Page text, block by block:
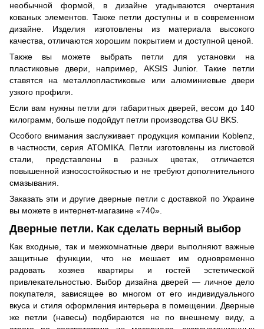
необычной формой, в дизайне угадываются очертания
кованых элементов. Также петли доступны и в современном
дизайне. Изделия изготовлены из материала высокого
качества, отличаются хорошим покрытием и доступной ценой.
Также вы можете выбрать петли для установки на
пластиковые двери, например, AKSIS Junior. Такие петли
ставятся на металлопластиковые или алюминиевые двери
узкого профиля.
Если вам нужны петли для габаритных дверей, весом до 140
килограмм, больше подойдут петли производства GU BKS.
Особого внимания заслуживает продукция компании Koblenz,
в частности, серия ATOMIKA. Петли изготовлены из листовой
стали, представлены в разных цветах, отличается
повышенной износостойкостью и не требуют дополнительного
смазывания.
Заказать эти и другие дверные петли с доставкой по Украине
вы можете в интернет-магазине «740».
Дверные петли. Как сделать верный выбор
Как входные, так и межкомнатные двери выполняют важные
защитные функции, что не мешает им одновременно
радовать хозяев квартиры и гостей эстетической
привлекательностью. Выбор дизайна дверей — личное дело
покупателя, зависящее во многом от его индивидуального
вкуса и стиля оформления интерьера в помещении. Дверные
же петли (навесы) подбираются не по внешнему виду, а